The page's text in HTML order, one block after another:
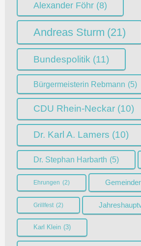
Alexander Föhr (8)
Andreas Sturm (21)
Bundespolitik (11)
Bürgermeisterin Rebmann (5)
CDU Rhein-Neckar (10)
Dr. Karl A. Lamers (10)
Dr. Stephan Harbarth (5)
Ehrungen (2)
Grillfest (2)
Karl Klein (3)